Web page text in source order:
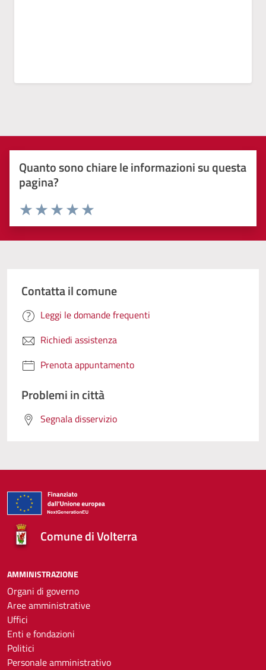
Quanto sono chiare le informazioni su questa
pagina?
Valuta 5 stelle su 5
Valuta 4 stelle su 5
Valuta 3 stelle su 5
Valuta 2 stelle su 5
Valuta 1 stelle su 5
Contatta il comune
Leggi le domande frequenti
Richiedi assistenza
Prenota appuntamento
Problemi in città
Segnala disservizio
Comune di Volterra
AMMINISTRAZIONE
Organi di governo
Aree amministrative
Uffici
Enti e fondazioni
Politici
Personale amministrativo